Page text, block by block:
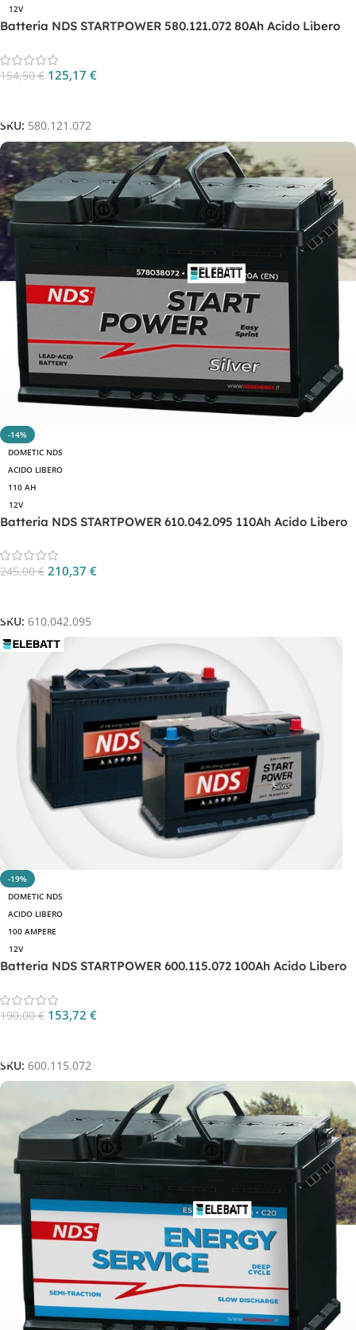
12V
Batteria NDS STARTPOWER 580.121.072 80Ah Acido Libero
154,50€ 125,17 €
SKU: 580.121.072
-14%
DOMETIC NDS
ACIDO LIBERO
110 AH
12V
Batteria NDS STARTPOWER 610.042.095 110Ah Acido Libero
245,00€ 210,37 €
SKU: 610.042.095
-19%
DOMETIC NDS
ACIDO LIBERO
100 AMPERE
12V
Batteria NDS STARTPOWER 600.115.072 100Ah Acido Libero
190,00€ 153,72 €
SKU: 600.115.072